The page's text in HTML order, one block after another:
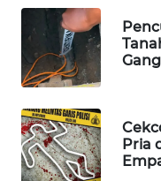
Pria
WAHANA
OTOMOTIF
WAHANA
HEALTH
WAHANA